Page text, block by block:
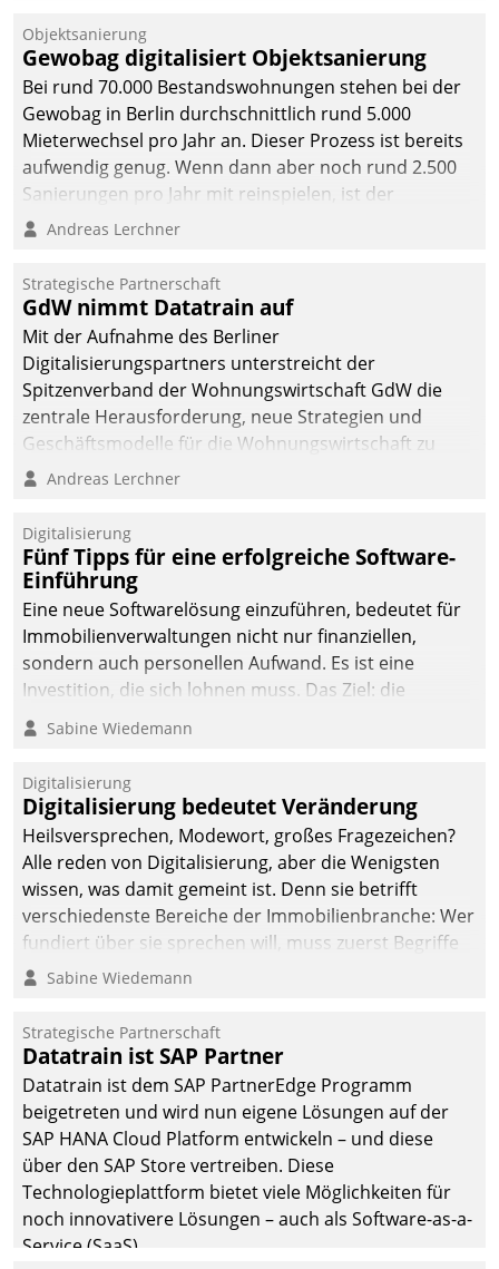
Unternehmen.
Objektsanierung
Gewobag digitalisiert Objektsanierung
Bei rund 70.000 Bestandswohnungen stehen bei der
Gewobag in Berlin durchschnittlich rund 5.000
Mieterwechsel pro Jahr an. Dieser Prozess ist bereits
aufwendig genug. Wenn dann aber noch rund 2.500
Sanierungen pro Jahr mit reinspielen, ist der
Betreuungs- und Organisationsaufwand immens. Im
kommunale Wohnungsbauunternehmen daher
gemeinsam mit der Berliner Datatrain GmbH den
Teilprozess der Objektsanierung digitalisiert.
Andreas Lerchner
Strategische Partnerschaft
GdW nimmt Datatrain auf
Mit der Aufnahme des Berliner
Digitalisierungspartners unterstreicht der
Spitzenverband der Wohnungswirtschaft GdW die
zentrale Herausforderung, neue Strategien und
Geschäftsmodelle für die Wohnungswirtschaft zu
entwickeln.
Andreas Lerchner
Digitalisierung
Fünf Tipps für eine erfolgreiche Software-
Einführung
Eine neue Softwarelösung einzuführen, bedeutet für
Immobilienverwaltungen nicht nur finanziellen,
sondern auch personellen Aufwand. Es ist eine
Investition, die sich lohnen muss. Das Ziel: die
nachhaltige Optimierung der Geschäftsabläufe. Damit
dieses Ziel erreicht wird, sollten einige Grundregeln
Sabine Wiedemann
Digitalisierung
Digitalisierung bedeutet Veränderung
Heilsversprechen, Modewort, großes Fragezeichen?
Alle reden von Digitalisierung, aber die Wenigsten
wissen, was damit gemeint ist. Denn sie betrifft
verschiedenste Bereiche der Immobilienbranche: Wer
fundiert über sie sprechen will, muss zuerst Begriffe
klären. Ein Aspekt ist die betriebliche Optimierung:
Einsparungen durch optimierte und automatisierte
Prozesse. Doch man darf nicht zu viel erwarten: Allein
mit der Einführung einer neuen Software ist es nicht
getan. Die Digitalisierung erfordert von Unternehmen
die Bereitschaft, sich zu überprüfen, zu hinterfragen
und zu verändern.
Sabine Wiedemann
Strategische Partnerschaft
Datatrain ist SAP Partner
Datatrain ist dem SAP PartnerEdge Programm
beigetreten und wird nun eigene Lösungen auf der
SAP HANA Cloud Platform entwickeln – und diese
über den SAP Store vertreiben. Diese
Technologieplattform bietet viele Möglichkeiten für
noch innovativere Lösungen – auch als Software-as-a-
Service (SaaS).